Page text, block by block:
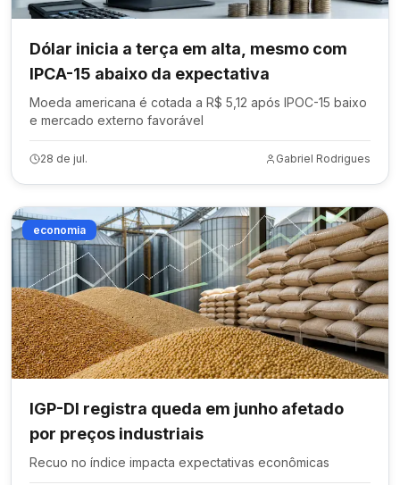
Dólar inicia a terça em alta, mesmo com
IPCA-15 abaixo da expectativa
Moeda americana é cotada a R$ 5,12 após IPOC-15 baixo
e mercado externo favorável
28 de jul. Gabriel Rodrigues
economia
IGP-DI registra queda em junho afetado
por preços industriais
Recuo no índice impacta expectativas econômicas